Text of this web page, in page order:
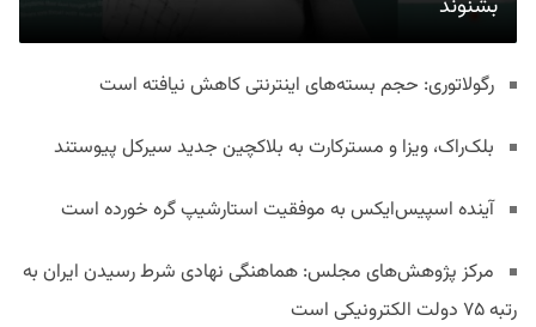
بشنوند
رگولاتوری: حجم بسته‌های اینترنتی کاهش نیافته است
بلک‌راک، ویزا و مسترکارت به بلاکچین جدید سیرکل پیوستند
آینده اسپیس‌ایکس به موفقیت استارشیپ گره خورده است
مرکز پژوهش‌های مجلس: هماهنگی نهادی شرط رسیدن ایران به
رتبه ۷۵ دولت الکترونیکی است